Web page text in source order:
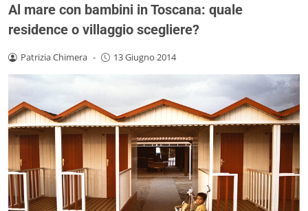
Al mare con bambini in Toscana: quale
residence o villaggio scegliere?
Patrizia Chimera - 13 Giugno 2014